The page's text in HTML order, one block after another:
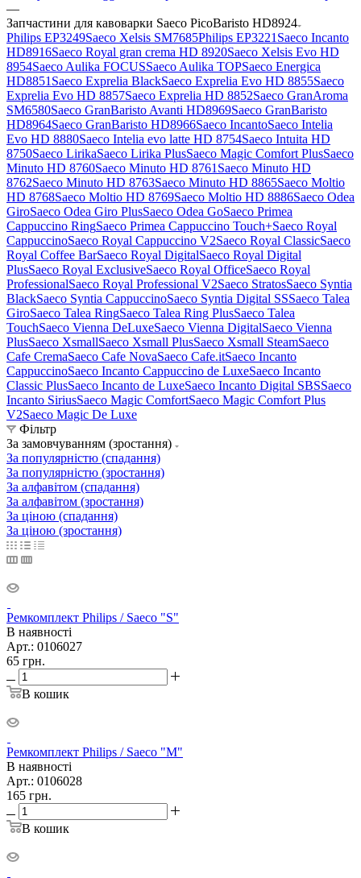
—
Запчастини для кавоварки Saeco PicoBaristo HD8924
Philips EP3249Saeco Xelsis SM7685Philips EP3221 Saeco Incanto
HD8916Saeco Royal gran crema HD 8920Saeco Xelsis Evo HD
8954Saeco Aulika FOCUSSaeco Aulika TOPSaeco Energica
HD8851 Saeco Exprelia BlackSaeco Exprelia Evo HD 8855Saeco
Exprelia Evo HD 8857Saeco Exprelia HD 8852Saeco GranAroma
SM6580Saeco GranBaristo Avanti HD8969Saeco GranBaristo
HD8964Saeco GranBaristo HD8966Saeco IncantoSaeco Intelia
Evo HD 8880Saeco Intelia evo latte HD 8754Saeco Intuita HD
8750Saeco LirikaSaeco Lirika PlusSaeco Magic Comfort PlusSaeco
Minuto HD 8760Saeco Minuto HD 8761 Saeco Minuto HD
8762Saeco Minuto HD 8763Saeco Minuto HD 8865Saeco Moltio
HD 8768Saeco Moltio HD 8769Saeco Moltio HD 8886Saeco Odea
GiroSaeco Odea Giro PlusSaeco Odea GoSaeco Primea
Cappuccino RingSaeco Primea Cappuccino Touch+Saeco Royal
CappuccinoSaeco Royal Cappuccino V2Saeco Royal ClassicSaeco
Royal Coffee BarSaeco Royal DigitalSaeco Royal Digital
PlusSaeco Royal ExclusiveSaeco Royal OfficeSaeco Royal
ProfessionalSaeco Royal Professional V2Saeco StratosSaeco Syntia
BlackSaeco Syntia CappuccinoSaeco Syntia Digital SSSaeco Talea
GiroSaeco Talea RingSaeco Talea Ring PlusSaeco Talea
TouchSaeco Vienna DeLuxeSaeco Vienna DigitalSaeco Vienna
PlusSaeco XsmallSaeco Xsmall PlusSaeco Xsmall SteamSaeco
Cafe CremaSaeco Cafe NovaSaeco Cafe.itSaeco Incanto
CappuccinoSaeco Incanto Cappuccino de LuxeSaeco Incanto
Classic PlusSaeco Incanto de LuxeSaeco Incanto Digital SBSSaeco
Incanto SiriusSaeco Magic ComfortSaeco Magic Comfort Plus
V2Saeco Magic De Luxe
Фільтр
За замовчуванням (зростання)
За популярністю (спадання)
За популярністю (зростання)
За алфавітом (спадання)
За алфавітом (зростання)
За ціною (спадання)
За ціною (зростання)
Ремкомплект Philips / Saeco "S"
В наявності
Арт.: 0106027
65 грн.
В кошик
Ремкомплект Philips / Saeco "M"
В наявності
Арт.: 0106028
165 грн.
В кошик